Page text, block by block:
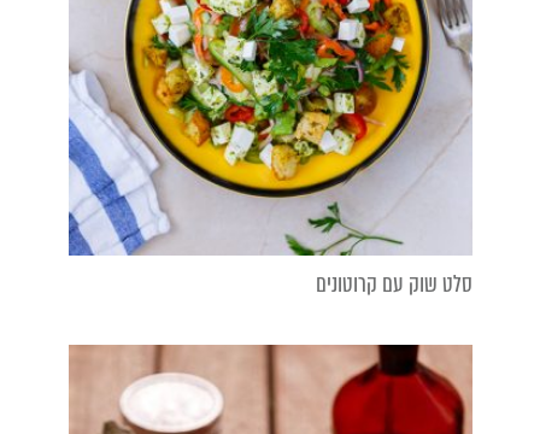
סלט שוק עם קרוטונים